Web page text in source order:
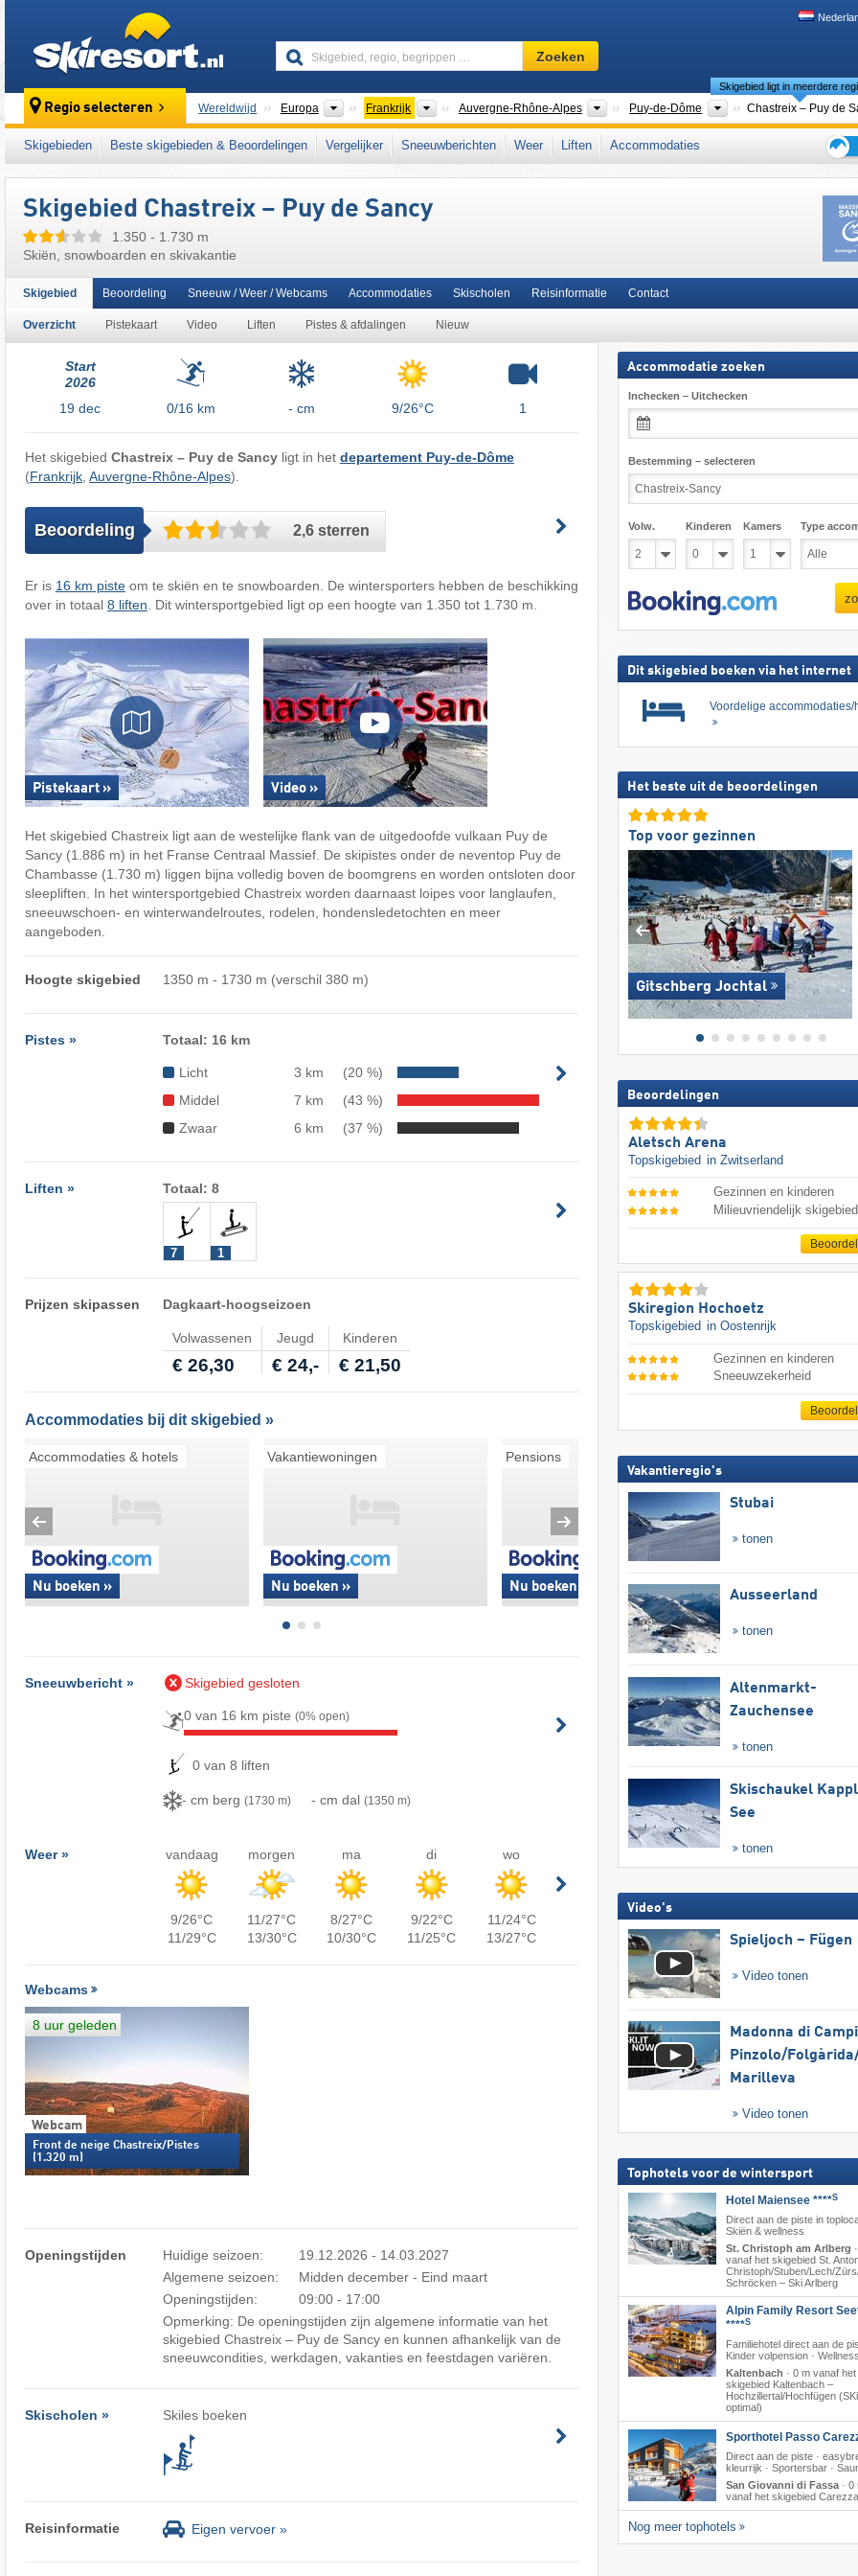
Skigebied,
regio,
…
Zoeken
Regio selecteren Wereldwijd Europa Continenten
Frankrijk LandenAuvergne-Rhône-Alpes Nieuwe regio's
Puy-de-Dôme Departementen
Skigebied ligt in meerdere
Chastreix – Puy de
Dit skigebied ligt ook in: Monts Dore Natuurpark Volcans d’Auvergne Auvergne Franse Centraal Massief (Massif Central),
West-Europa Europese Unie
Skigebieden Beste skigebieden & Beoordelingen Vergelijker Sneeuwberichten Weer Liften
Accommodaties
Skigebied Chastreix – Puy de Sancy
1.350 - 1.730 m
Skiën, snowboarden en skivakantie
Skigebied
Overzicht Pistekaart Video Liften Pistes & afdalingen Nieuw
Beoordeling Sneeuw / Weer / Webcams Accommodaties Skischolen Reisinformatie Contact
Start
2026
19 dec 0/16 km - cm 9/26°C 1
Het skigebied Chastreix – Puy de Sancyligt in het departement Puy-de-Dôme
(Frankrijk, Auvergne-Rhône-Alpes).
Beoordeling 2,6 sterren
Er is 16 km pisteom te skiën en te snowboarden. De wintersporters hebben de beschikking
over in totaal 8 liften . Dit wintersportgebied ligt op een hoogte van 1.350 tot 1.730 m.
Pistekaart » Video »
Het skigebied Chastreix ligt aan de westelijke flank van de uitgedoofde vulkaan Puy de
Sancy (1.886 m) in het Franse Centraal Massief. De skipistes onder de neventop Puy de
Chambasse (1.730 m) liggen bijna volledig boven de boomgrens en worden ontsloten door
sleepliften. In het wintersportgebied Chastreix worden daarnaast loipes voor langlaufen,
sneeuwschoen- en winterwandelroutes, rodelen, hondensledetochten en meer
aangeboden.
Hoogte skigebied 1350 m - 1730 m (verschil 380 m)
Pistes » Totaal: 16 km
Licht 3 km
(20 %)
Middel
7 km
(43 %)
Zwaar
6 km (37 %)
Liften » Totaal: 8
7 1
Prijzen skipassen Dagkaart-hoogseizoen
Volwassenen Jeugd Kinderen
€ 26,30 € 24,- € 21,50
Accommodaties bij dit skigebied »
Accommodaties & hotels
Nu boeken »
Vakantiewoningen
Nu boeken »
Pensions
Nu boeken »
Ski-in/Ski-out
Nu boeken »
Sneeuwbericht » Skigebied gesloten
0 van 16 km piste(0% open)
0 van 8 liften
- cm berg(1730 m) - cm dal(1350 m)
Weer » vandaag
9/26°C
11/29°C
morgen
11/27°C
13/30°C
ma
8/27°C
10/30°C
di
9/22°C
11/25°C
wo
11/24°C
13/27°C
Webcams
Webcam
Front de neige Chastreix/Pistes
(1.320 m)
8 uur geleden
Openingstijden Huidige seizoen:
19.12.2026 - 14.03.2027
Algemene seizoen:
Midden december - Eind maart
Openingstijden:
09:00 - 17:00
Opmerking: De openingstijden zijn algemene informatie van het
skigebied Chastreix – Puy de Sancy en kunnen afhankelijk van de
sneeuwcondities, werkdagen, vakanties en feestdagen variëren.
Skischolen » Skiles boeken
Reisinformatie Eigen vervoer »
Accommodatie zoeken
Inchecken – Uitchecken
Bestemming – selecteren
Volw. Kinderen Kamers Type
Dit skigebied boeken via het internet
Voordelige accommodaties/
Het beste uit de beoordelingen
Top voor gezinnen
Gitschberg Jochtal
Beoordelingen
Aletsch Arena
Topskigebied in Zwitserland
Gezinnen en kinderen
Milieuvriendelijk skigebied
Skiregion Hochoetz
Topskigebied in Oostenrijk
Gezinnen en kinderen
Sneeuwzekerheid
Vakantieregio's
Stubai
tonen
Ausseerland
tonen
Altenmarkt-
Zauchensee
tonen
Skischaukel
See
tonen
Video's
Spieljoch – Fügen
Video tonen
Madonna di
Pinzolo/​
Marilleva
Video tonen
Tophotels voor de wintersport
Hotel Maiensee ****S
Direct aan de piste in
Skiën & wellness
St. Christoph am Arlberg
vanaf het skigebied St.
Christoph/​Stuben/​Lech/​
Schröcken – Ski Arlberg
Alpin Family Resort
****S
Familiehotel direct aan de
Kinder volpension ·
Kaltenbach · 0 m vanaf het
skigebied Kaltenbach –
Hochzillertal/​Hochfügen
optimal)
Sporthotel Passo
Direct aan de piste ·
kleurrijk · Sportersbar ·
San Giovanni di Fassa· 0
vanaf het skigebied Carezza
Nog meer tophotels